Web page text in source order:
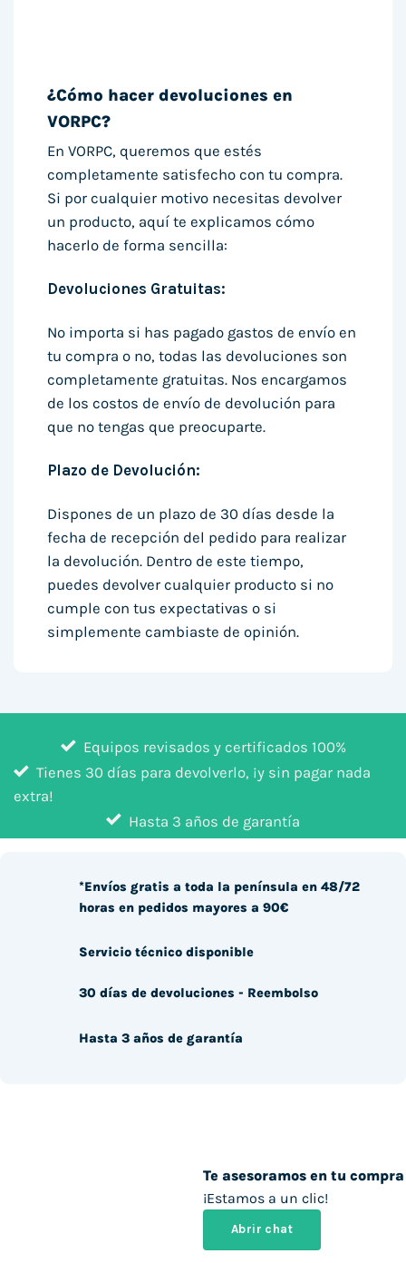
¿Cómo hacer devoluciones en
VORPC?
En VORPC, queremos que estés
completamente satisfecho con tu compra.
Si por cualquier motivo necesitas devolver
un producto, aquí te explicamos cómo
hacerlo de forma sencilla:
Devoluciones Gratuitas:
No importa si has pagado gastos de envío en
tu compra o no, todas las devoluciones son
completamente gratuitas. Nos encargamos
de los costos de envío de devolución para
que no tengas que preocuparte.
Plazo de Devolución:
Dispones de un plazo de 30 días desde la
fecha de recepción del pedido para realizar
la devolución. Dentro de este tiempo,
puedes devolver cualquier producto si no
cumple con tus expectativas o si
simplemente cambiaste de opinión.
Equipos revisados y certificados 100%
Tienes 30 días para devolverlo, ¡y sin pagar nada
extra!
Hasta 3 años de garantía
Te asesoramos en tu compra
¡Estamos a un clic!
Abrir chat
*Envíos gratis a toda la península en 48/72
horas en pedidos mayores a 90€
Servicio técnico disponible
30 días de devoluciones - Reembolso
Hasta 3 años de garantía